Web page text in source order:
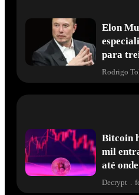
Elon
para
Rodrigo
Bitcoin
mil
até
Decrypt .